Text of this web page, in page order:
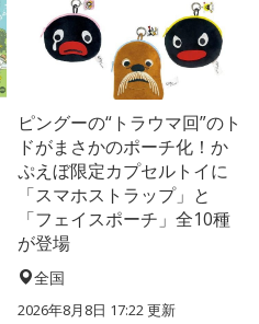
ピングーの“トラウマ回”のト
ドがまさかのポーチ化！か
ぷえぼ限定カプセルトイに
「スマホストラップ」と
「フェイスポーチ」全10種
が登場
全国
2026年8月8日 17:22更新